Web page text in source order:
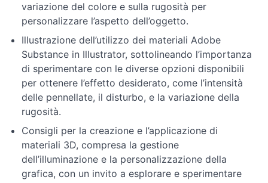
Tecniche
avanzate
Ulteriori
approfondimenti
novità
variazione del colore e sulla rugosità per
personalizzare l’aspetto dell’oggetto.
Illustrazione dell’utilizzo dei materiali Adobe
Substance in Illustrator, sottolineando l’importanza
di sperimentare con le diverse opzioni disponibili
per ottenere l’effetto desiderato, come l’intensità
delle pennellate, il disturbo, e la variazione della
rugosità.
Consigli per la creazione e l’applicazione di
materiali 3D, compresa la gestione
dell’illuminazione e la personalizzazione della
grafica, con un invito a esplorare e sperimentare